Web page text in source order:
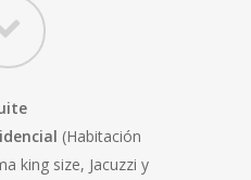
(Habitación
king size, Jacuzzi y